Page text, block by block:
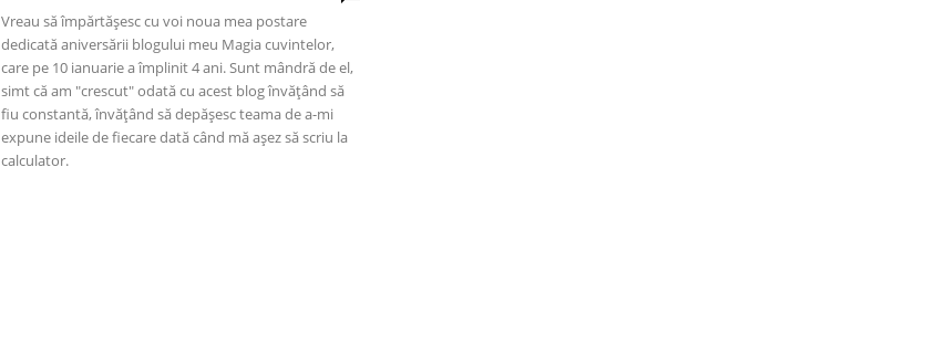
Vreau să împărtășesc cu voi noua mea postare
dedicată aniversării blogului meu Magia cuvintelor,
care pe 10 ianuarie a împlinit 4 ani. Sunt mândră de el,
simt că am "crescut" odată cu acest blog învățând să
fiu constantă, învățând să depășesc teama de a-mi
expune ideile de fiecare dată când mă așez să scriu la
calculator.